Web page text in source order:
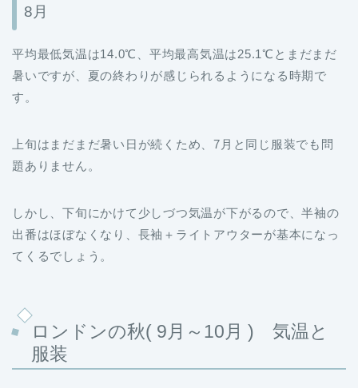
8月
平均最低気温は14.0℃、平均最高気温は25.1℃とまだまだ
暑いですが、夏の終わりが感じられるようになる時期で
す。
上旬はまだまだ暑い日が続くため、7月と同じ服装でも問
題ありません。
しかし、下旬にかけて少しづつ気温が下がるので、半袖の
出番はほぼなくなり、長袖＋ライトアウターが基本になっ
てくるでしょう。
ロンドンの秋( 9月～10月 ) 気温と
服装